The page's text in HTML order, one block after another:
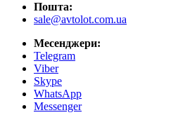
Пошта:
sale@avtolot.com.ua
Месенджери:
Telegram
Viber
Skype
WhatsApp
Messenger